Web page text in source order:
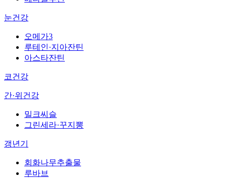
눈건강
오메가3
루테인·지아잔틴
아스타잔틴
코건강
간·위건강
밀크씨슬
그린세라·꾸지뽕
갱년기
회화나무추출물
루바브